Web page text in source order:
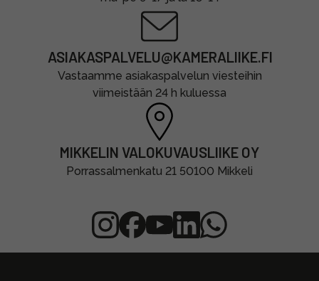
ASIAKASPALVELU@KAMERALIIKE.FI
Vastaamme asiakaspalvelun viesteihin
viimeistään 24 h kuluessa
MIKKELIN VALOKUVAUSLIIKE OY
Porrassalmenkatu 21 50100 Mikkeli